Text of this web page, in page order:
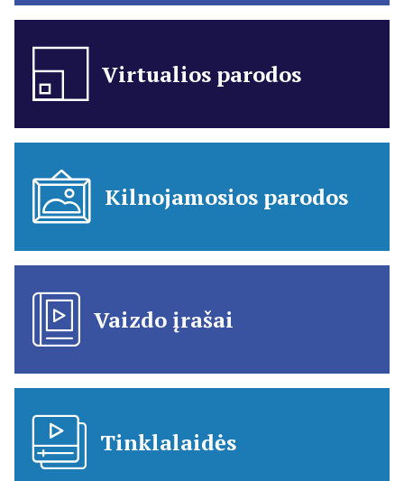
Virtualios parodos
Kilnojamosios parodos
Vaizdo įrašai
Tinklalaidės